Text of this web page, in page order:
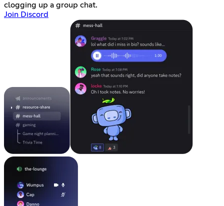
clogging up a group chat.
Join Discord